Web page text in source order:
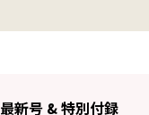
最新号 & 特別付録